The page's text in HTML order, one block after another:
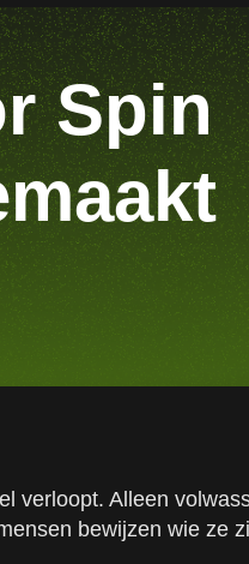
Spin
verloopt. Alleen
bewijzen wie ze